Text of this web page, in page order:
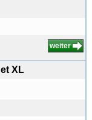
weiter
XL